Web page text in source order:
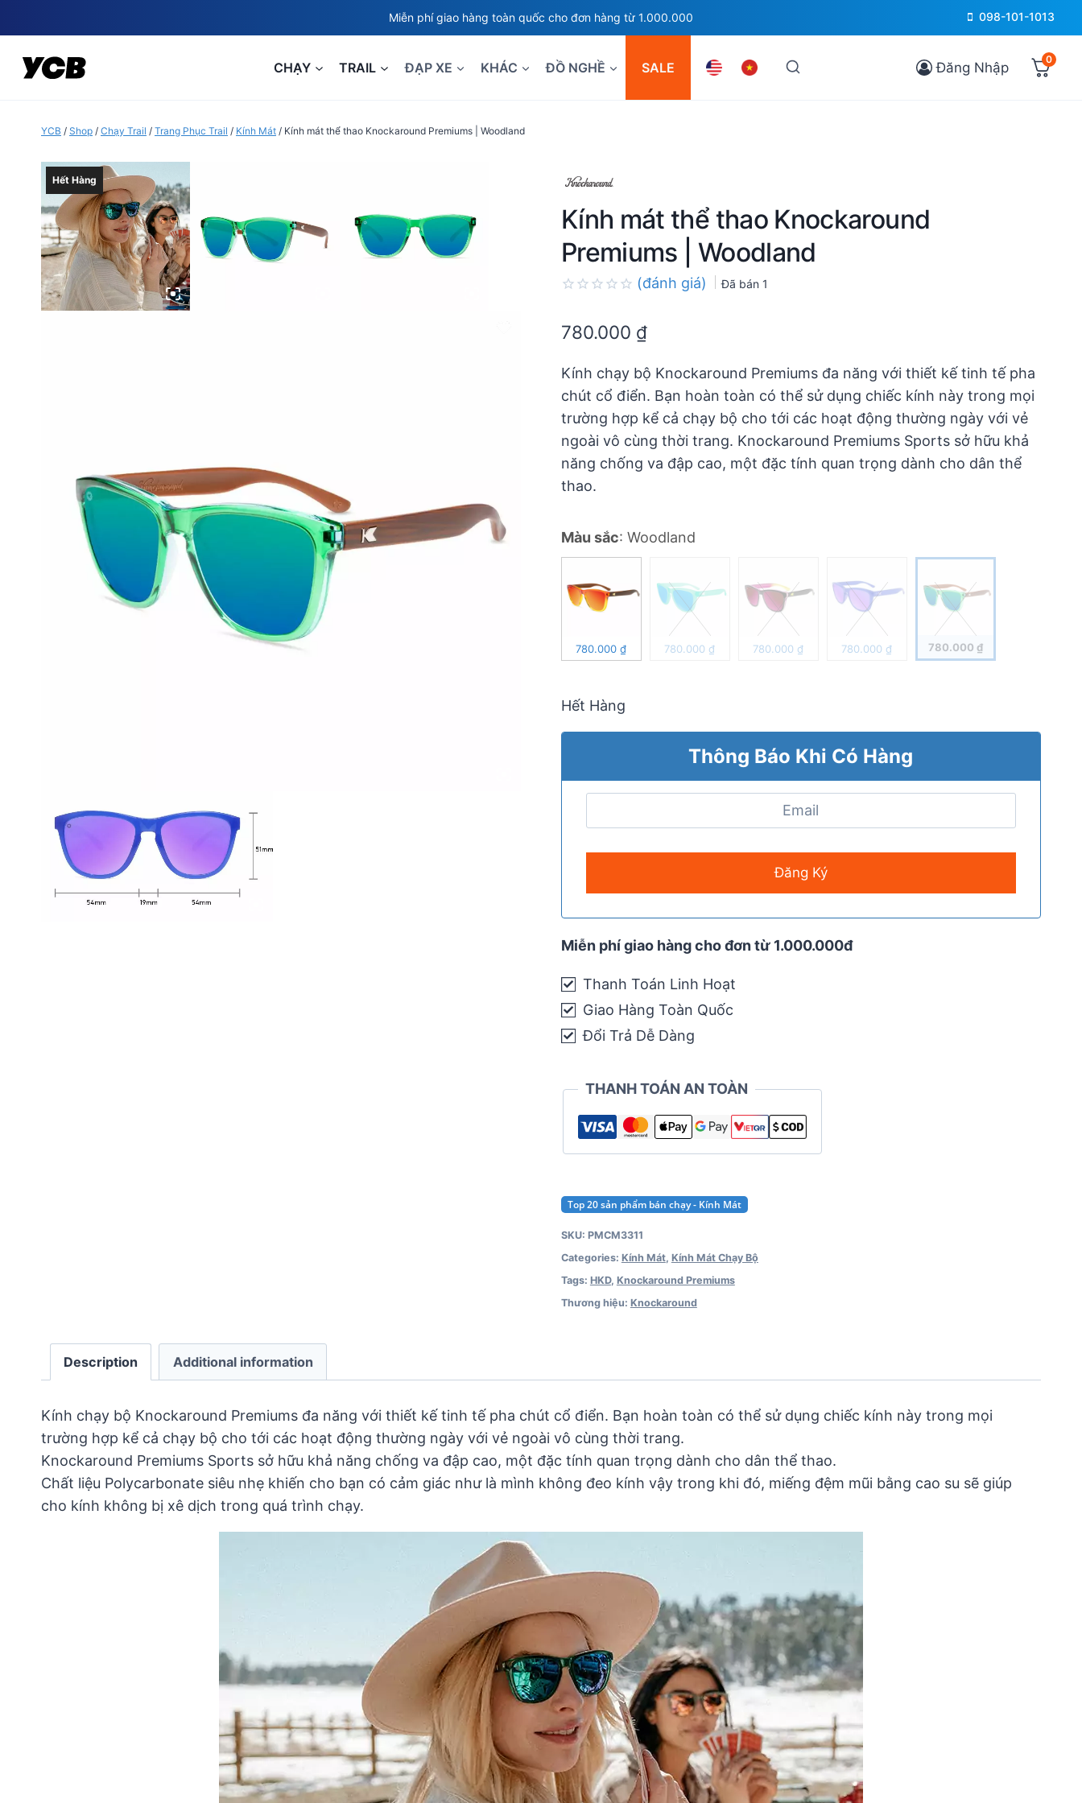
to
content
Miễn phí giao hàng toàn quốc cho đơn hàng từ 1.000.000 098-101-1013
CHẠY TRAIL ĐẠP XE KHÁC ĐỒ NGHỀ SALE Đăng Nhập 0
YCB / Shop / Chạy Trail / Trang Phục Trail / Kính Mát / Kính mát thể thao Knockaround Premiums | Woodland
Hết Hàng
Kính mát thể thao Knockaround
Premiums | Woodland
out
(đánh giá) Đã bán 1
780.000 ₫
Kính chạy bộ Knockaround Premiums đa năng với thiết kế tinh tế pha
chút cổ điển. Bạn hoàn toàn có thể sử dụng chiếc kính này trong mọi
trường hợp kể cả chạy bộ cho tới các hoạt động thường ngày với vẻ
ngoài vô cùng thời trang. Knockaround Premiums Sports sở hữu khả
năng chống va đập cao, một đặc tính quan trọng dành cho dân thể
thao.
Màu sắc: Woodland
780.000₫ 780.000 ₫ 780.000 ₫ 780.000 ₫ 780.000 ₫
Hết Hàng
Thông Báo Khi Có Hàng
Miễn phí giao hàng cho đơn từ 1.000.000đ
Thanh Toán Linh Hoạt
Giao Hàng Toàn Quốc
Đổi Trả Dễ Dàng
THANH TOÁN AN TOÀN
Top 20 sản phẩm bán chạy - Kính Mát
SKU: PMCM3311
Categories: Kính Mát, Kính Mát Chạy Bộ
Tags: HKD, Knockaround Premiums
Thương hiệu: Knockaround
Description Additional information
Kính chạy bộ Knockaround Premiums đa năng với thiết kế tinh tế pha chút cổ điển. Bạn hoàn toàn có thể sử dụng chiếc kính này trong mọi
trường hợp kể cả chạy bộ cho tới các hoạt động thường ngày với vẻ ngoài vô cùng thời trang.
Knockaround Premiums Sports sở hữu khả năng chống va đập cao, một đặc tính quan trọng dành cho dân thể thao.
Chất liệu Polycarbonate siêu nhẹ khiến cho bạn có cảm giác như là mình không đeo kính vậy trong khi đó, miếng đệm mũi bằng cao su sẽ giúp
cho kính không bị xê dịch trong quá trình chạy.